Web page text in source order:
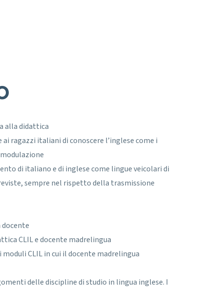
alla didattica
ragazzi italiani di conoscere l’inglese come i
di italiano e di inglese come lingue veicolari di
sempre nel rispetto della trasmissione
CLIL e docente madrelingua
CLIL in cui il docente madrelingua
delle discipline di studio in lingua inglese. I